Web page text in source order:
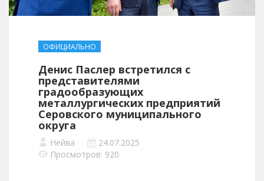
ОФИЦИАЛЬНО
Денис Паслер встретился с
представителями
градообразующих
металлургических предприятий
Серовского муниципального
округа
Нейва
24.07.2025
Просмотров: 920